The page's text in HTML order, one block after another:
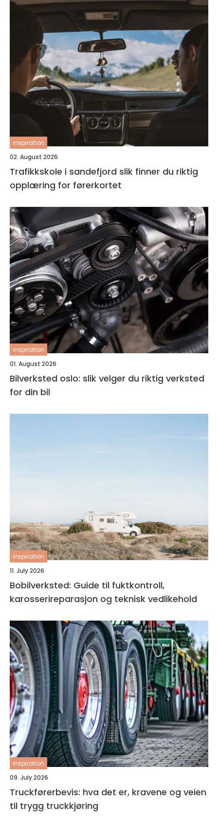
inspiration
02. August 2026
Trafikkskole i sandefjord slik finner du riktig
opplæring for førerkortet
inspiration
01. August 2026
Bilverksted oslo: slik velger du riktig verksted
for din bil
inspiration
11. July 2026
Bobilverksted: Guide til fuktkontroll,
karosserireparasjon og teknisk vedlikehold
inspiration
09. July 2026
Truckførerbevis: hva det er, kravene og veien
til trygg truckkjøring